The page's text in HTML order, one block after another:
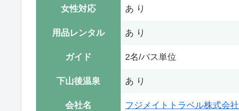
女性対応 あ り
用品レンタル あ り
ガイド 2名/バス単位
下山後温泉 あ り
会社名 フジメイトトラベル株式会社